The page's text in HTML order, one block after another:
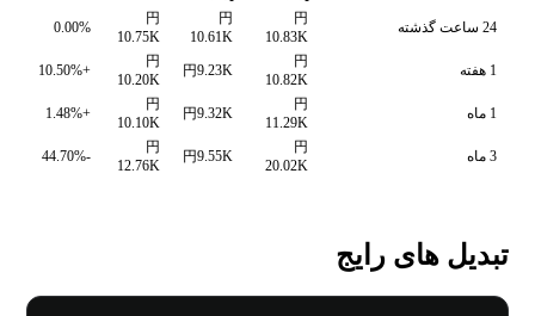
24 ساعت گذشته
円
10.83K
円
10.61K
円
10.75K
0.00%
1 هفته
円
10.82K
円9.23K
円
10.20K
+10.50%
1 ماه
円
11.29K
円9.32K
円
10.10K
+1.48%
3 ماه
円
20.02K
円9.55K
円
12.76K
-44.70%
تبدیل های رایج